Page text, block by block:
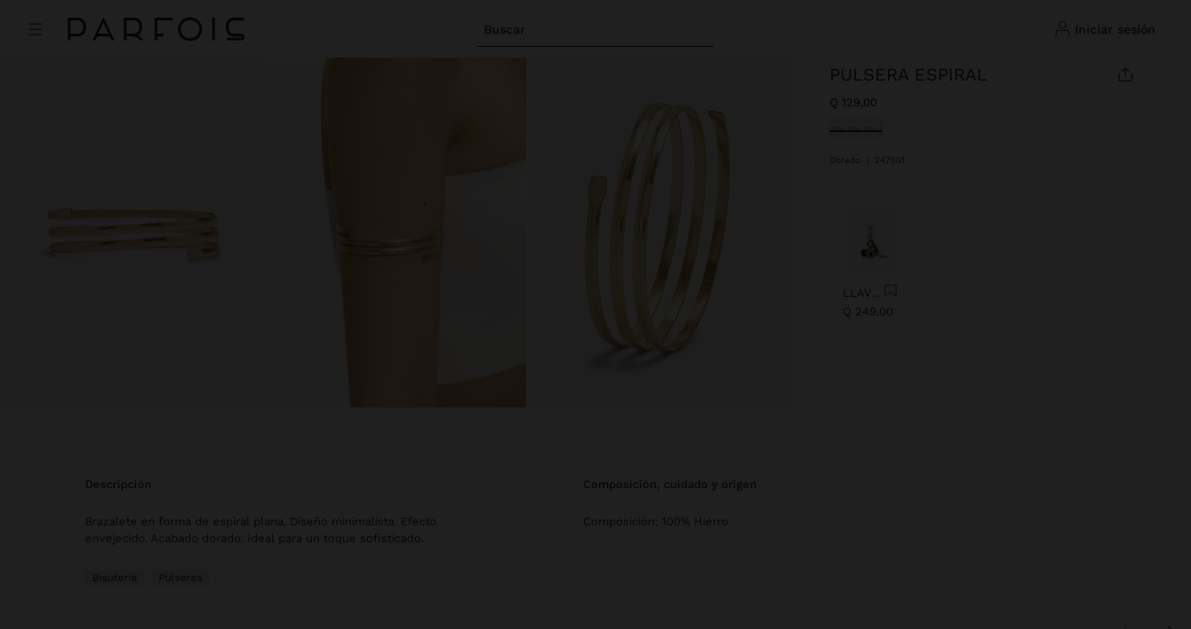
Buscar iniciar sesión
PULSERA ESPIRAL
Q 129,00
Seleccionado
Dorado 247501
Q 249,00
descripción
Brazalete en forma de espiral plana. Diseño minimalista. Efecto
envejecido. Acabado dorado. Ideal para un toque sofisticado.
Bisutería Pulseras
composición, cuidado y origen
Composición: 100% Hierro